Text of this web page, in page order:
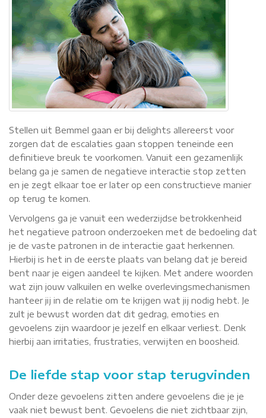
Stellen uit Bemmel gaan er bij delights allereerst voor
zorgen dat de escalaties gaan stoppen teneinde een
definitieve breuk te voorkomen. Vanuit een gezamenlijk
belang ga je samen de negatieve interactie stop zetten
en je zegt elkaar toe er later op een constructieve manier
op terug te komen.
Vervolgens ga je vanuit een wederzijdse betrokkenheid
het negatieve patroon onderzoeken met de bedoeling dat
je de vaste patronen in de interactie gaat herkennen.
Hierbij is het in de eerste plaats van belang dat je bereid
bent naar je eigen aandeel te kijken. Met andere woorden
wat zijn jouw valkuilen en welke overlevingsmechanismen
hanteer jij in de relatie om te krijgen wat jij nodig hebt. Je
zult je bewust worden dat dit gedrag, emoties en
gevoelens zijn waardoor je jezelf en elkaar verliest. Denk
hierbij aan irritaties, frustraties, verwijten en boosheid.
De liefde stap voor stap terugvinden
Onder deze gevoelens zitten andere gevoelens die je je
vaak niet bewust bent. Gevoelens die niet zichtbaar zijn,